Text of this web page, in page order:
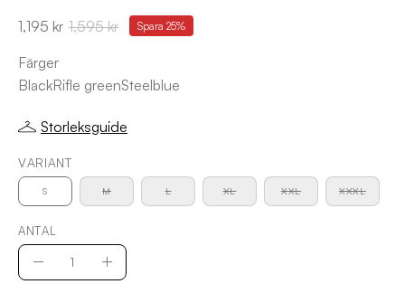
1,195 kr 1,595 kr Spara 25%
Färger
BlackRifle greenSteelblue
Storleksguide
VARIANT
S M L XL XXL XXXL
ANTAL
Antal
Minska
Öka